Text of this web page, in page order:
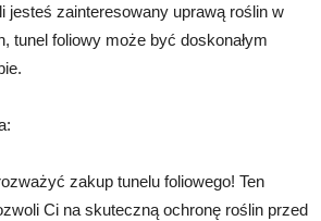
jesteś zainteresowany uprawą roślin w
tunel foliowy może być doskonałym
zakup tunelu foliowego! Ten
Ci na skuteczną ochronę roślin przed